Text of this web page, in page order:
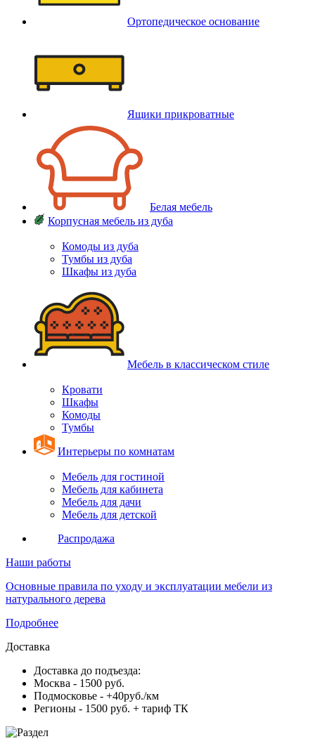
Ортопедическое основание
Ящики прикроватные
Белая мебель
Корпусная мебель из дуба
Комоды из дуба
Тумбы из дуба
Шкафы из дуба
Мебель в классическом стиле
Кровати
Шкафы
Комоды
Тумбы
Интерьеры по комнатам
Мебель для гостиной
Мебель для кабинета
Мебель для дачи
Мебель для детской
Распродажа
Наши работы
Основные правила по уходу и эксплуатации мебели из
натурального дерева
Подробнее
Доставка
Доставка до подъезда:
Москва - 1500 руб.
Подмосковье - +40руб./км
Регионы - 1500 руб. + тариф ТК